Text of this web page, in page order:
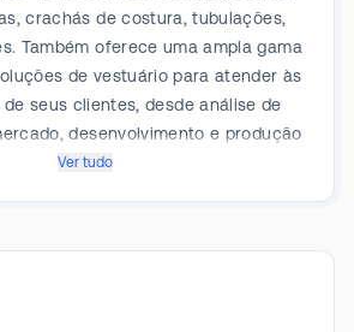
crachás de costura, tubulações,
Também oferece uma ampla gama
de vestuário para atender às
seus clientes, desde análise de
desenvolvimento e produção
controle de qualidade. A empresa
Ver tudo